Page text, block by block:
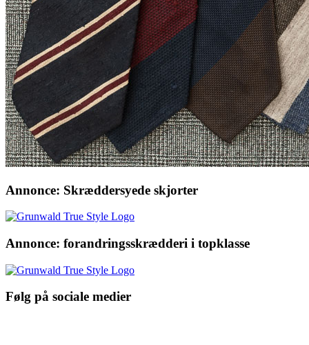
Annonce: Skræddersyede skjorter
Annonce: forandringsskrædderi i topklasse
Følg på sociale medier